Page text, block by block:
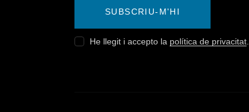
SUBSCRIU-M'HI
He llegit i accepto la política de privacitat.